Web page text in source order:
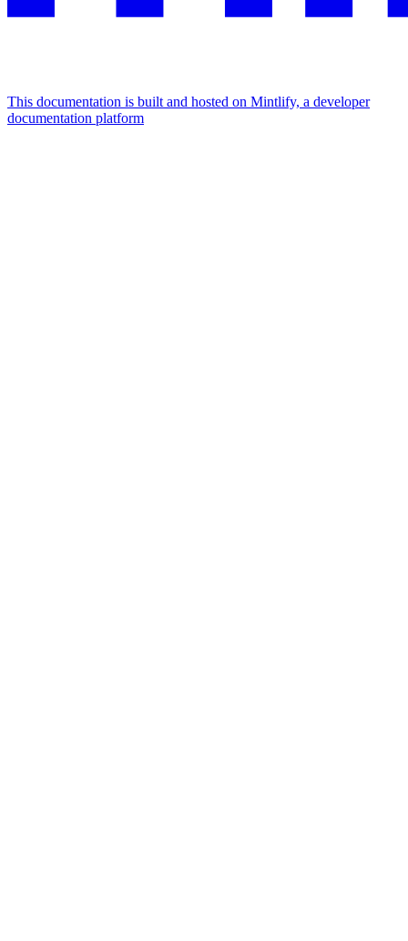
This documentation is built and hosted on Mintlify, a developer
documentation platform